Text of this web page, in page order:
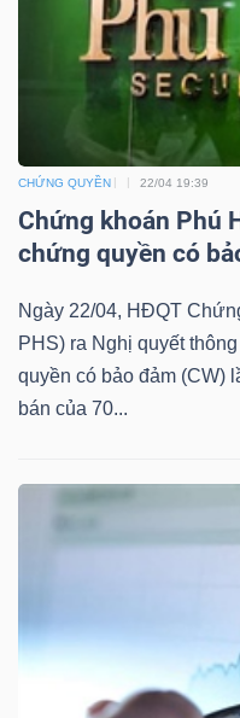
CHỨNG QUYỀN 22/04 19:39
Chứng khoán Phú
chứng quyền có
Ngày 22/04, HĐQT
PHS) ra Nghị quyết
quyền có bảo đảm (CW)
bán của 70...
BẤT
ĐỘNG
Mã
chứng
(-)
Tất cả Người nội bộ